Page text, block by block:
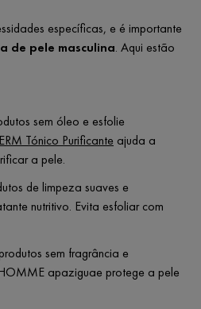
específicas, e é importante
de pele masculina. Aqui estão
sem óleo e esfolie
Tónico Purificante ajuda a
a pele.
de limpeza suaves e
nutritivo. Evita esfoliar com
sem fragrância e
apaziguae protege a pele